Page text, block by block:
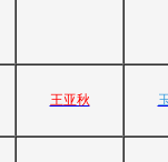
王亚秋